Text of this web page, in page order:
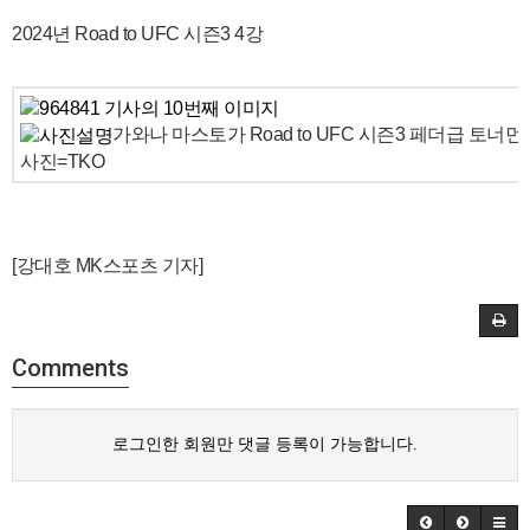
2024년 Road to UFC 시즌3 4강
가와나 마스토가 Road to UFC 시즌3 페더급 토너
사진=TKO
[강대호 MK스포츠 기자]
Comments
로그인한 회원만 댓글 등록이 가능합니다.